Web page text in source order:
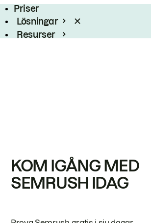
Priser
Lösningar
Resurser
KOM IGÅNG MED
SEMRUSH IDAG